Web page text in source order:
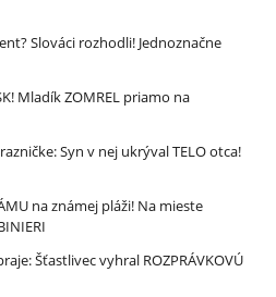
Slováci rozhodli! Jednoznačne
Mladík ZOMREL priamo na
Syn v nej ukrýval TELO otca!
na známej pláži! Na mieste
Šťastlivec vyhral ROZPRÁVKOVÚ